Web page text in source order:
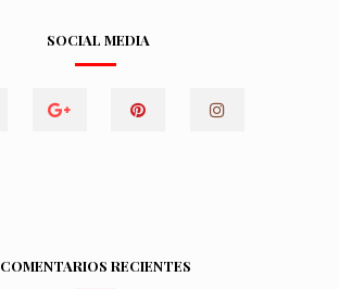
SOCIAL MEDIA
COMENTARIOS RECIENTES